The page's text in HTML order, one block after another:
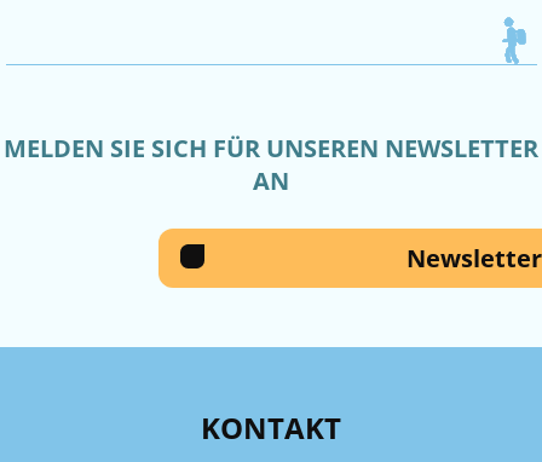
MELDEN SIE SICH FÜR UNSEREN NEWSLETTER
AN
Newsletter
KONTAKT